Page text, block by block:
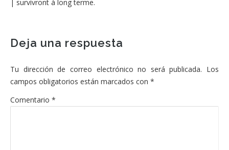
| survivront à long terme.
Deja una respuesta
Tu dirección de correo electrónico no será publicada. Los
campos obligatorios están marcados con *
Comentario *